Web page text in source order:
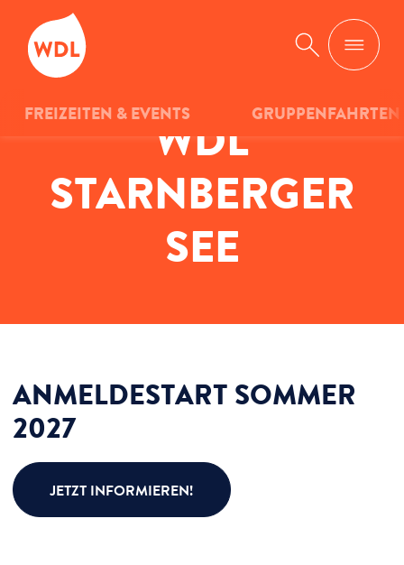
WDL
Suche
FREIZEITEN & EVENTS GRUPPENFAHRTEN
WDL
STARNBERGER
SEE
ANMELDESTART SOMMER
2027
JETZT INFORMIEREN!